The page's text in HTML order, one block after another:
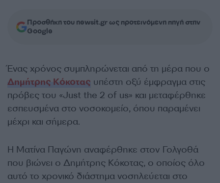
Προσθήκη του newsit.gr ως προτεινόμενη πηγή στην
Google
Ένας χρόνος συμπληρώνεται από τη μέρα που ο
Δημήτρης Κόκοτας υπέστη οξύ έμφραγμα στις
πρόβες του «Just the 2 of us» και μεταφέρθηκε
εσπευσμένα στο νοσοκομείο, όπου παραμένει
μέχρι και σήμερα.
Η Ματίνα Παγώνη αναφέρθηκε στον Γολγοθά
που βιώνει ο Δημήτρης Κόκοτας, ο οποίος όλο
αυτό το χρονικό διάστημα νοσηλεύεται στο